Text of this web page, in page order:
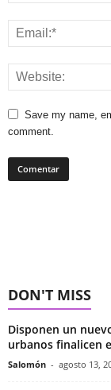
Save my name,
comment.
DON'T MISS
Disponen un
urbanos finalicen
Salomón - agosto 13,